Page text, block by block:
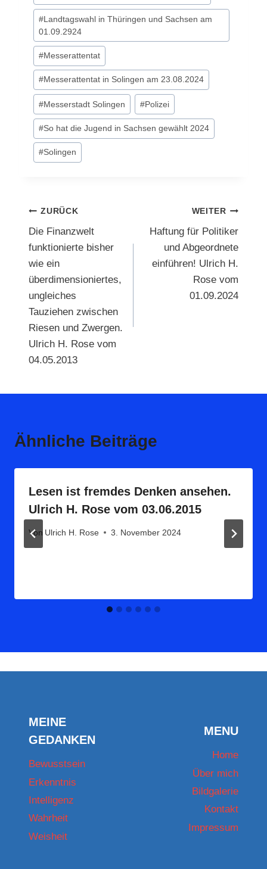
#Landtagswahl in Thüringen und Sachsen am
01.09.2924
#Messerattentat
#Messerattentat in Solingen am 23.08.2024
#Messerstadt Solingen #Polizei
#So hat die Jugend in Sachsen gewählt 2024
#Solingen
Beitragsnavigation
ZURÜCK
Die Finanzwelt
funktionierte bisher
wie ein
überdimensioniertes,
ungleiches
Tauziehen zwischen
Riesen und Zwergen.
Ulrich H. Rose vom
04.05.2013
WEITER
Haftung für Politiker
und Abgeordnete
einführen! Ulrich H.
Rose vom
01.09.2024
Ähnliche Beiträge
Lesen ist fremdes Denken ansehen.
Ulrich H. Rose vom 03.06.2015
Von Ulrich H. Rose 3. November 2024
MEINE
GEDANKEN
Bewusstsein
Erkenntnis
Intelligenz
Wahrheit
Weisheit
MENU
Home
Über mich
Bildgalerie
Kontakt
Impressum